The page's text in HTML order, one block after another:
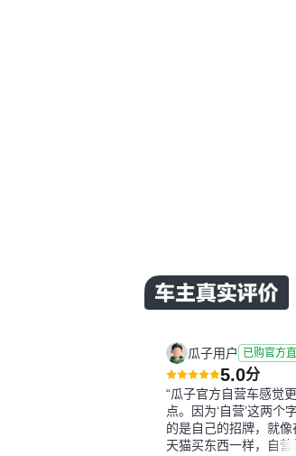
瓜子用户 已购官方
5.0分
“瓜子官方自营车感觉
点。因为‘自营’这两个
的是自己的招牌，就像
天猫买东西一样，自营